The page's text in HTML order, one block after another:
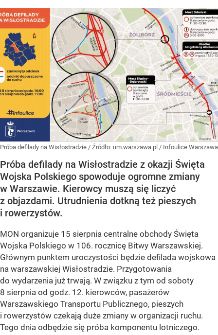
Próba defilady na Wisłostradzie / Źródło: um.warszawa.pl / Infoulice Warszawa
Próba defilady na Wisłostradzie z okazji Święta
Wojska Polskiego spowoduje ogromne zmiany
w Warszawie. Kierowcy muszą się liczyć
z objazdami. Utrudnienia dotkną też pieszych
i rowerzystów.
MON organizuje 15 sierpnia centralne obchody Święta
Wojska Polskiego w 106. rocznicę Bitwy Warszawskiej.
Głównym punktem uroczystości będzie defilada wojskowa
na warszawskiej Wisłostradzie. Przygotowania
do wydarzenia już trwają. W związku z tym od soboty
8 sierpnia od godz. 12. kierowców, pasażerów
Warszawskiego Transportu Publicznego, pieszych
i rowerzystów czekają duże zmiany w organizacji ruchu.
Tego dnia odbędzie się próba komponentu lotniczego.